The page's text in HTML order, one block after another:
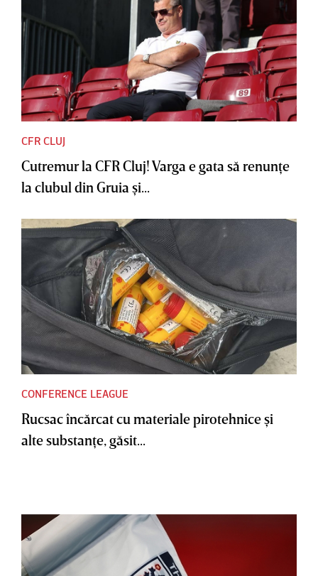
CFR CLUJ
Cutremur la CFR Cluj! Varga e gata să renunţe
la clubul din Gruia şi...
CONFERENCE LEAGUE
Rucsac încărcat cu materiale pirotehnice şi
alte substanţe, găsit...